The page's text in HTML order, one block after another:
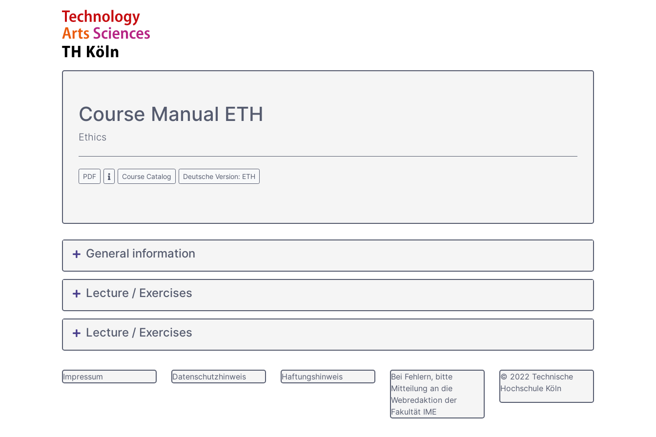
Course­ Manual ETH
Ethics
PDF Course Catalog Deutsche Version: ETH
General information
Lecture / Exercises
Lecture / Exercises
Impressum Datenschutzhinweis Haftungshinweis
Bei Fehlern, bitte
Mitteilung an die
Webredaktion der
Fakultät IME
© 2022 Technische
Hochschule Köln